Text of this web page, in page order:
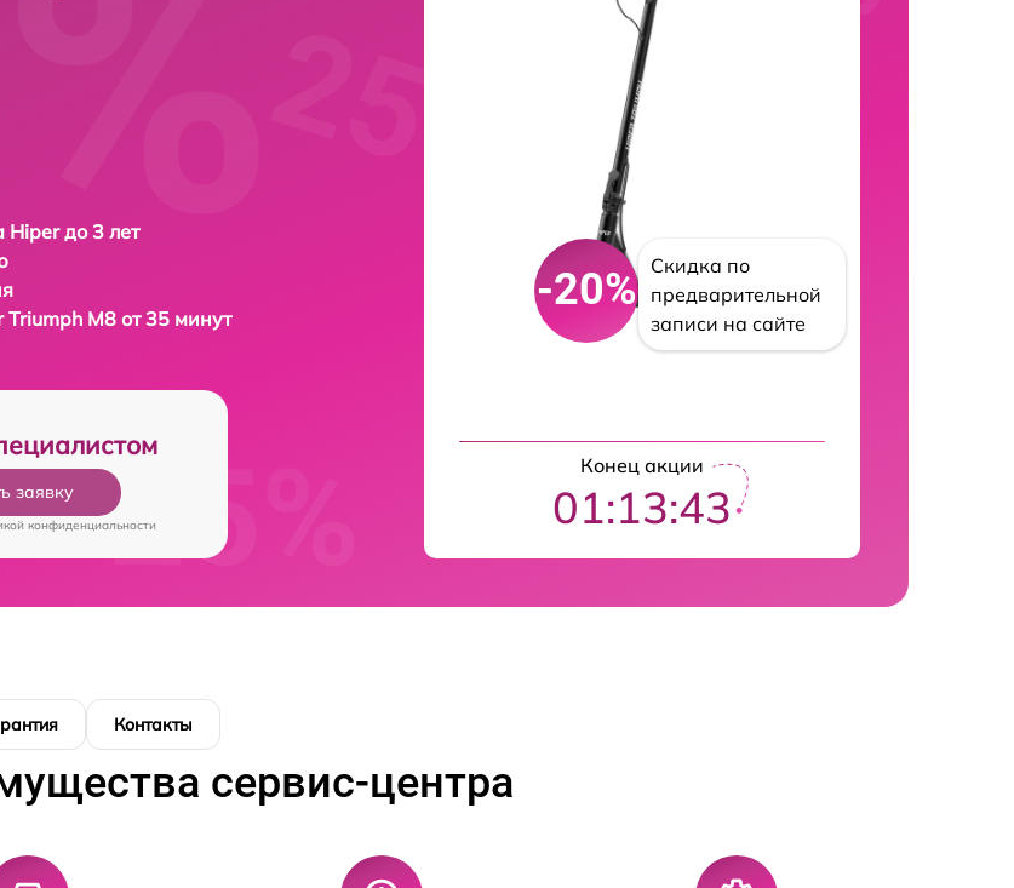
Hiper до 3 лет
Triumph M8 от 35 минут
заявку
конфиденциальности
-20%
Скидка по
предварительной
записи на сайте
Конец акции
01:13:42
Контакты
сервис-центра